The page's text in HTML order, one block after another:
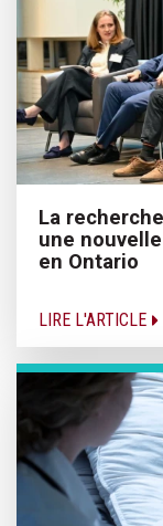
La
une
en Ontario
LIRE L'ARTICLE